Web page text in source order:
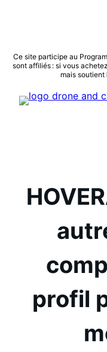
Aller
au
Ce site participe au
sont affiliés : si vous
mais
profil